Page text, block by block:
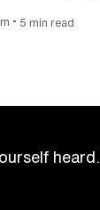
• 5 min read
heard.